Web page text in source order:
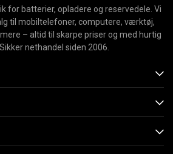
for batterier, opladere og reservedele. Vi
til mobiltelefoner, computere, værktøj,
– altid til skarpe priser og med hurtig
nethandel siden 2006.